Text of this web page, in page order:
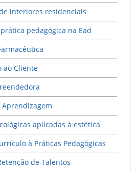
interiores residenciais
pedagógica na Ead
ao Cliente
Aprendizagem
aplicadas à estética
à Práticas Pedagógicas
de Talentos